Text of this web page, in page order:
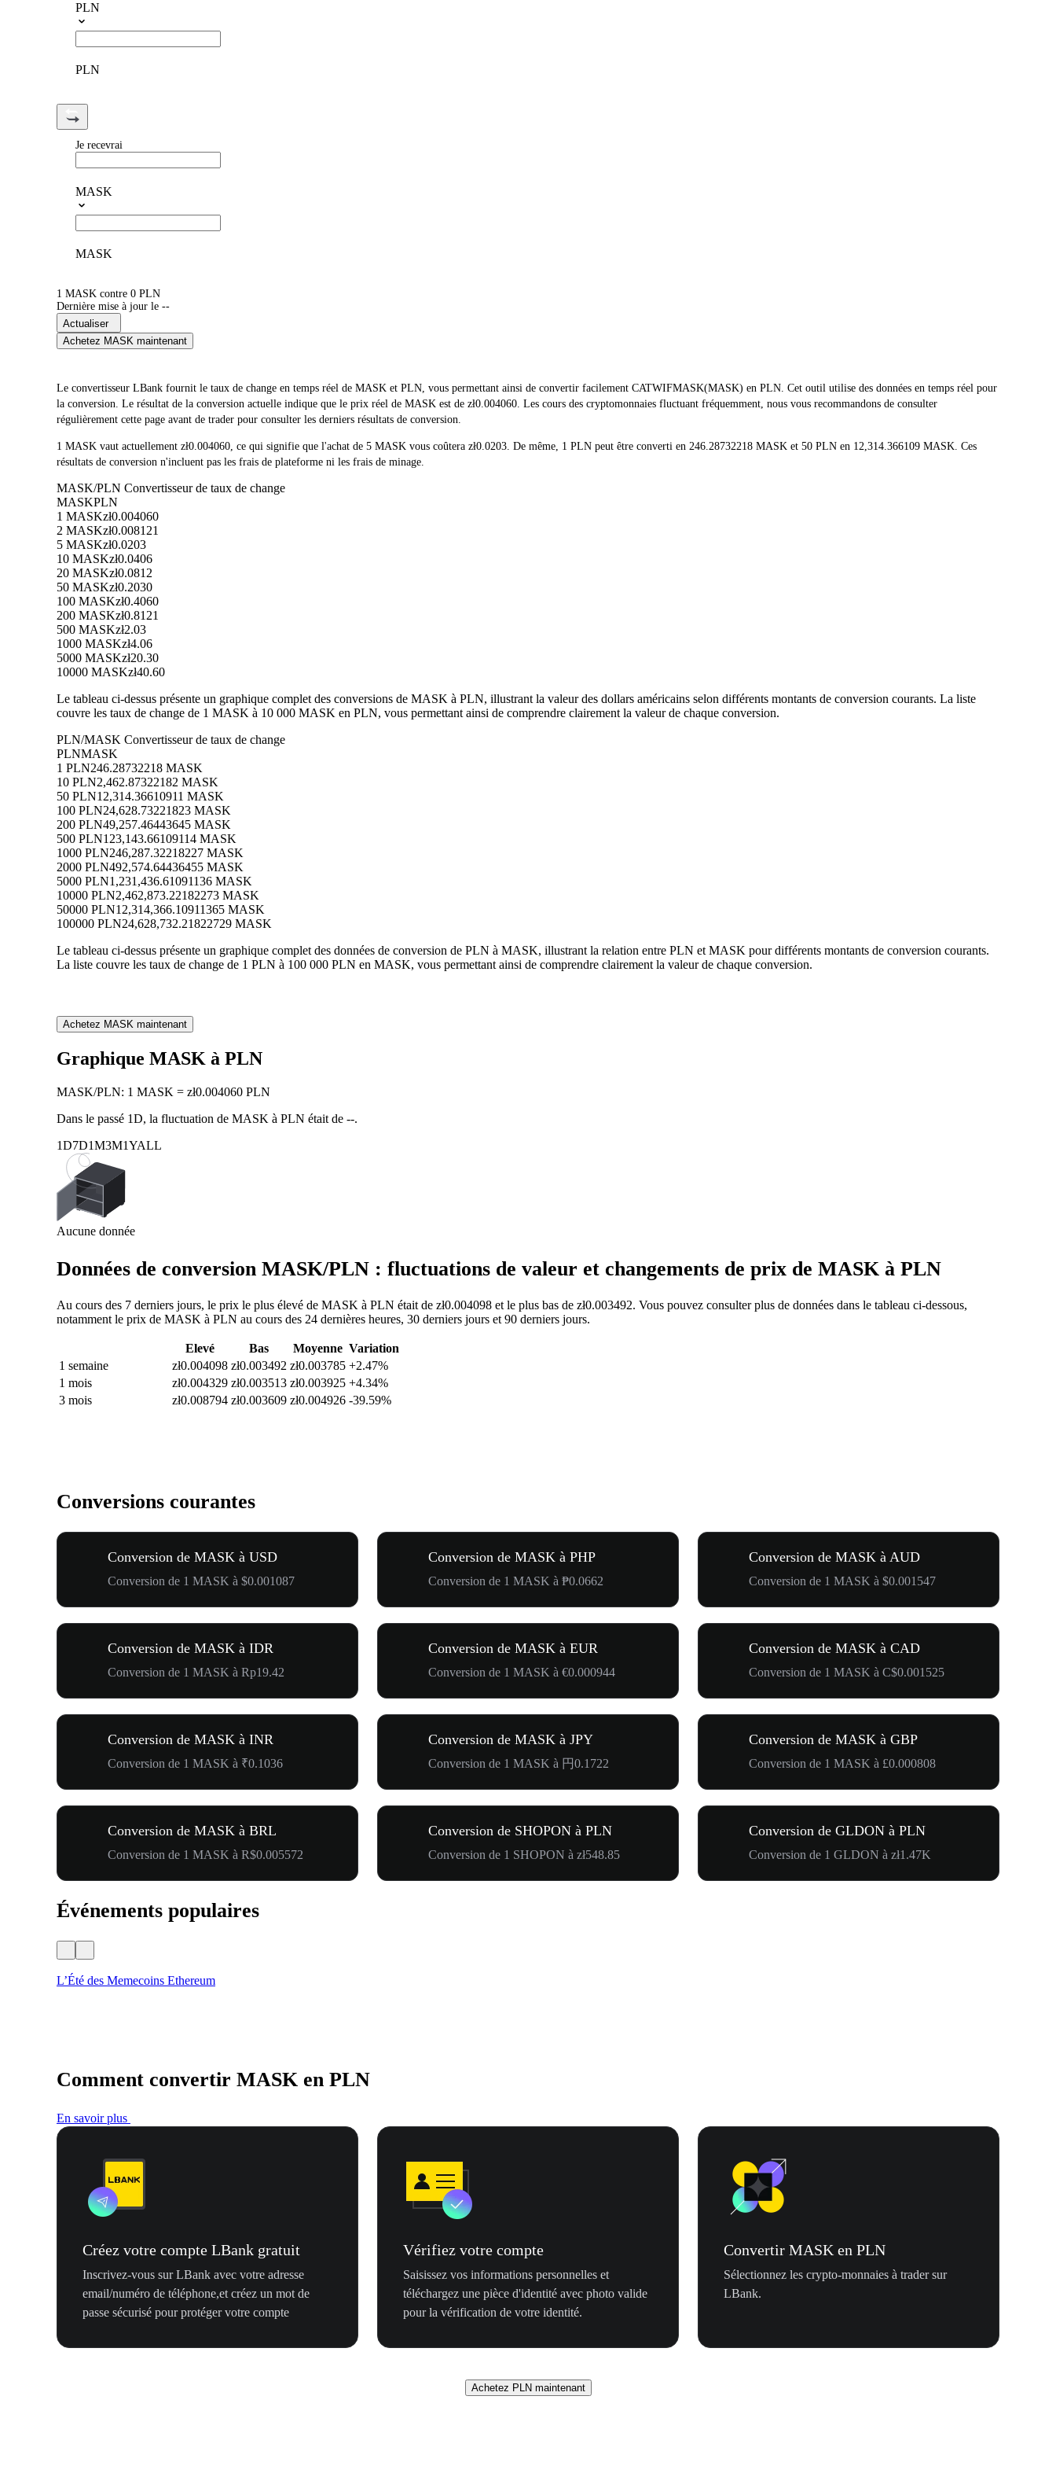
PLN
PLN
Je recevrai
MASK
MASK
1 MASK contre 0 PLN
Dernière mise à jour le --
Actualiser
Achetez MASK maintenant
Le convertisseur LBank fournit le taux de change en temps réel de MASK et PLN, vous permettant ainsi de convertir facilement CATWIFMASK(MASK) en PLN. Cet outil utilise des données en temps réel pour
la conversion. Le résultat de la conversion actuelle indique que le prix réel de MASK est de zł0.004060. Les cours des cryptomonnaies fluctuant fréquemment, nous vous recommandons de consulter
régulièrement cette page avant de trader pour consulter les derniers résultats de conversion.
1 MASK vaut actuellement zł0.004060, ce qui signifie que l'achat de 5 MASK vous coûtera zł0.0203. De même, 1 PLN peut être converti en 246.28732218 MASK et 50 PLN en 12,314.366109 MASK. Ces
résultats de conversion n'incluent pas les frais de plateforme ni les frais de minage.
MASK/PLN Convertisseur de taux de change
MASKPLN
1 MASKzł0.004060
2 MASKzł0.008121
5 MASKzł0.0203
10 MASKzł0.0406
20 MASKzł0.0812
50 MASKzł0.2030
100 MASKzł0.4060
200 MASKzł0.8121
500 MASKzł2.03
1000 MASKzł4.06
5000 MASKzł20.30
10000 MASKzł40.60
Le tableau ci-dessus présente un graphique complet des conversions de MASK à PLN, illustrant la valeur des dollars américains selon différents montants de conversion courants. La liste
couvre les taux de change de 1 MASK à 10 000 MASK en PLN, vous permettant ainsi de comprendre clairement la valeur de chaque conversion.
PLN/MASK Convertisseur de taux de change
PLNMASK
1 PLN246.28732218 MASK
10 PLN2,462.87322182 MASK
50 PLN12,314.36610911 MASK
100 PLN24,628.73221823 MASK
200 PLN49,257.46443645 MASK
500 PLN123,143.66109114 MASK
1000 PLN246,287.32218227 MASK
2000 PLN492,574.64436455 MASK
5000 PLN1,231,436.61091136 MASK
10000 PLN2,462,873.22182273 MASK
50000 PLN12,314,366.10911365 MASK
100000 PLN24,628,732.21822729 MASK
Le tableau ci-dessus présente un graphique complet des données de conversion de PLN à MASK, illustrant la relation entre PLN et MASK pour différents montants de conversion courants.
La liste couvre les taux de change de 1 PLN à 100 000 PLN en MASK, vous permettant ainsi de comprendre clairement la valeur de chaque conversion.
Achetez MASK maintenant
Graphique MASK à PLN
MASK/PLN: 1 MASK = zł0.004060 PLN
Dans le passé 1D, la fluctuation de MASK à PLN était de --.
1D7D1M3M1YALL
Aucune donnée
Données de conversion MASK/PLN : fluctuations de valeur et changements de prix de MASK à PLN
Au cours des 7 derniers jours, le prix le plus élevé de MASK à PLN était de zł0.004098 et le plus bas de zł0.003492. Vous pouvez consulter plus de données dans le tableau ci-dessous,
notamment le prix de MASK à PLN au cours des 24 dernières heures, 30 derniers jours et 90 derniers jours.
Elevé Bas Moyenne Variation
1 semaine
zł0.004098 zł0.003492 zł0.003785 +2.47%
1 mois
zł0.004329 zł0.003513 zł0.003925 +4.34%
3 mois
zł0.008794 zł0.003609 zł0.004926 -39.59%
Conversions courantes
Conversion de MASK à USD
Conversion de 1 MASK à $0.001087
Conversion de MASK à PHP
Conversion de 1 MASK à ₱0.0662
Conversion de MASK à AUD
Conversion de 1 MASK à $0.001547
Conversion de MASK à IDR
Conversion de 1 MASK à Rp19.42
Conversion de MASK à EUR
Conversion de 1 MASK à €0.000944
Conversion de MASK à CAD
Conversion de 1 MASK à C$0.001525
Conversion de MASK à INR
Conversion de 1 MASK à ₹0.1036
Conversion de MASK à JPY
Conversion de 1 MASK à 円0.1722
Conversion de MASK à GBP
Conversion de 1 MASK à £0.000808
Conversion de MASK à BRL
Conversion de 1 MASK à R$0.005572
Conversion de SHOPON à PLN
Conversion de 1 SHOPON à zł548.85
Conversion de GLDON à PLN
Conversion de 1 GLDON à zł1.47K
Événements populaires
L’Été des Memecoins Ethereum
Comment convertir MASK en PLN
En savoir plus
Créez votre compte LBank gratuit
Inscrivez-vous sur LBank avec votre adresse
email/numéro de téléphone,et créez un mot de
passe sécurisé pour protéger votre compte
Vérifiez votre compte
Saisissez vos informations personnelles et
téléchargez une pièce d'identité avec photo valide
pour la vérification de votre identité.
Convertir MASK en PLN
Sélectionnez les crypto-monnaies à trader sur
LBank.
Achetez PLN maintenant